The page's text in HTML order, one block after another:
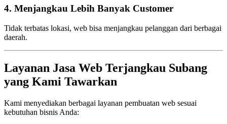
4. Menjangkau Lebih Banyak Customer
Tidak terbatas lokasi, web bisa menjangkau pelanggan dari berbagai
daerah.
Layanan Jasa Web Terjangkau Subang
yang Kami Tawarkan
Kami menyediakan berbagai layanan pembuatan web sesuai
kebutuhan bisnis Anda: